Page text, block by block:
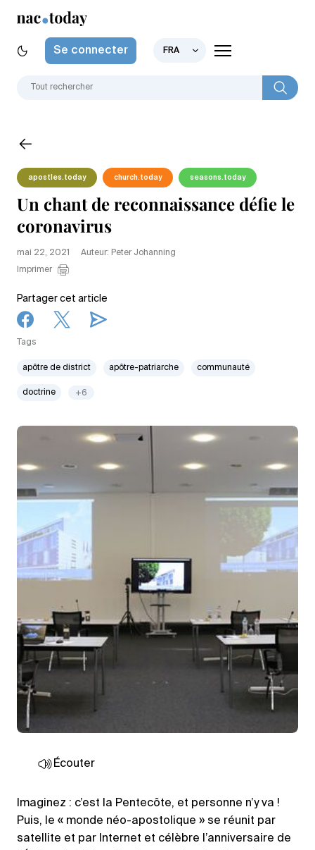
Se connecter FRA
apostles.today church.today seasons.today
Un chant de reconnaissance défie le
coronavirus
mai 22, 2021
Auteur: Peter Johanning
Imprimer
Partager cet article
Tags
apôtre de district apôtre-patriarche communauté
doctrine +6
Écouter
Imaginez : c’est la Pentecôte, et personne n’y va !
Puis, le « monde néo-apostolique » se réunit par
satellite et par Internet et célèbre l’anniversaire de